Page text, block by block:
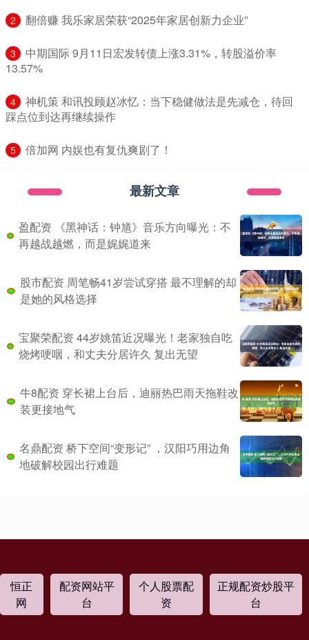
2 ​翻倍赚 我乐家居荣获“2025年家居创新力企业”
3
​中期国际 9月11日宏发转债上涨3.31%，转股溢价率
13.57%
4
​神机策 和讯投顾赵冰忆：当下稳健做法是先减仓，待回
踩点位到达再继续操作
5 ​倍加网 内娱也有复仇爽剧了！
最新文章
盈配资 《黑神话：钟馗》音乐方向曝光：不
再越战越燃，而是娓娓道来
股市配资 周笔畅41岁尝试穿搭 最不理解的却
是她的风格选择
宝聚荣配资 44岁姚笛近况曝光！老家独自吃
烧烤哽咽，和丈夫分居许久 复出无望
牛8配资 穿长裙上台后，迪丽热巴雨天拖鞋改
装更接地气
名鼎配资 桥下空间“变形记” ，汉阳巧用边角
地破解校园出行难题
恒正
网
配资网站平
台
个人股票配
资
正规配资炒股平
台